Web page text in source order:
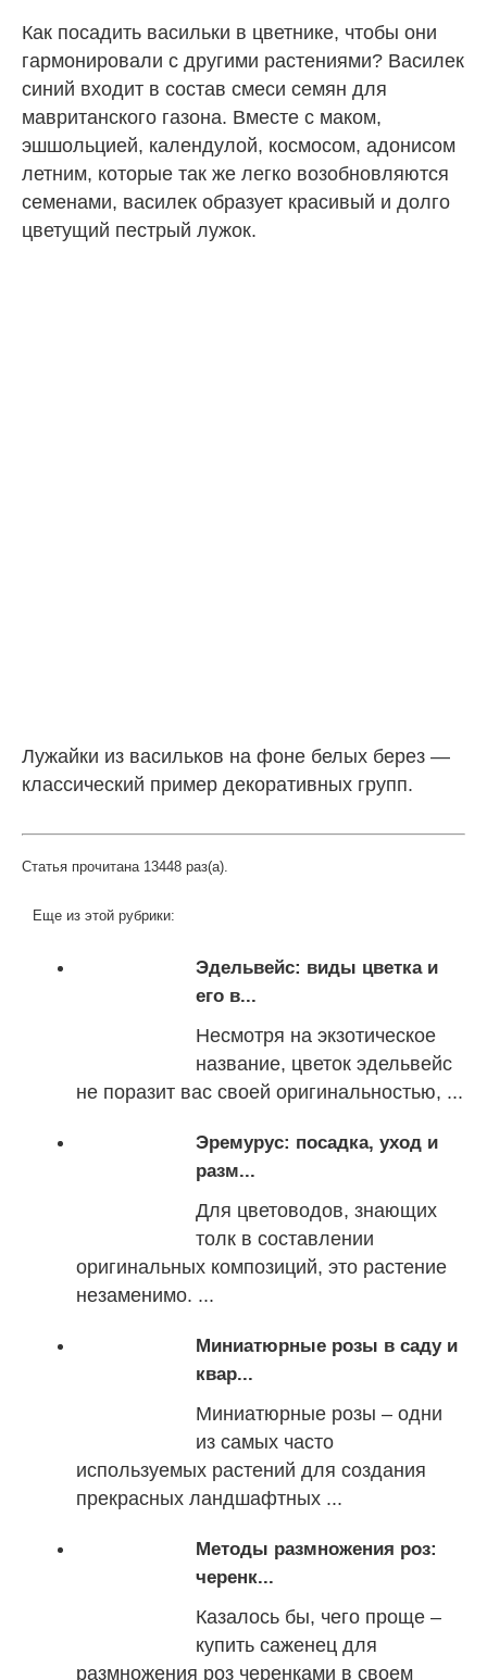
Как посадить васильки в цветнике, чтобы они
гармонировали с другими растениями? Василек
синий входит в состав смеси семян для
мавританского газона. Вместе с маком,
эшшольцией, календулой, космосом, адонисом
летним, которые так же легко возобновляются
семенами, василек образует красивый и долго
цветущий пестрый лужок.
Лужайки из васильков на фоне белых берез —
классический пример декоративных групп.
Статья прочитана 13448 раз(a).
Еще из этой рубрики:
Эдельвейс: виды цветка и
его в...
Несмотря на экзотическое
название, цветок эдельвейс
не поразит вас своей оригинальностью, ...
Эремурус: посадка, уход и
разм...
Для цветоводов, знающих
толк в составлении
оригинальных композиций, это растение
незаменимо. ...
Миниатюрные розы в саду и
квар...
Миниатюрные розы – одни
из самых часто
используемых растений для создания
прекрасных ландшафтных ...
Методы размножения роз:
черенк...
Казалось бы, чего проще –
купить саженец для
размножения роз черенками в своем